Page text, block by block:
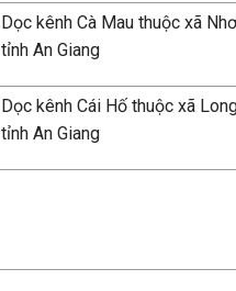
Dọc kênh Cà Mau thuộc xã
tỉnh An Giang
Dọc kênh Cái Hố thuộc xã
tỉnh An Giang